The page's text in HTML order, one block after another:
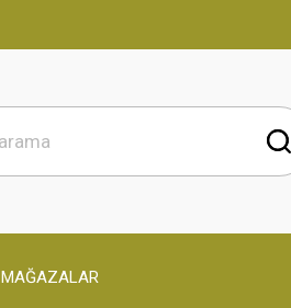
MAĞAZALAR